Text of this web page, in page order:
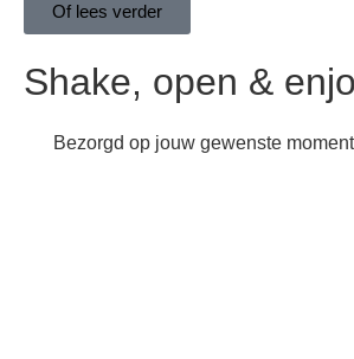
Of lees verder
Shake, open &
Bezorgd op jouw gewenste